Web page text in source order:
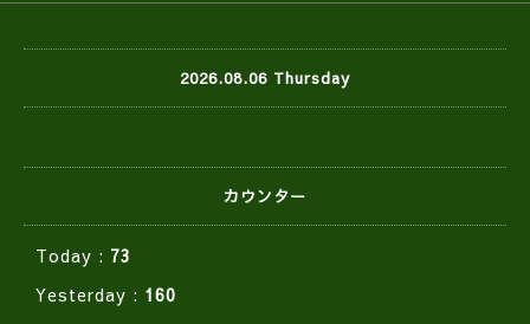
2026.08.06 Thursday
カウンター
Today : 73
Yesterday : 160